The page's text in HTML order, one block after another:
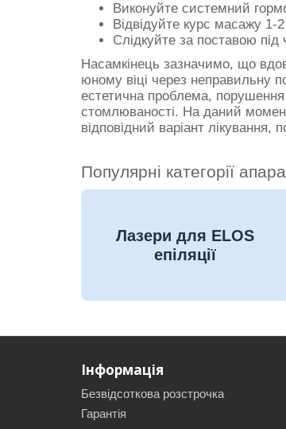
Виконуйте системний
Відвідуйте курс масажу 1-
Слідкуйте за поставою
Насамкінець зазначимо, що
юному віці через
естетична проблема, порушення
стомлюваності. На даний
відповідний варіант
Популярні категорії
Лазери для ELOS
епіляції
Інформація
Безвідсоткова розстрочка
Гарантія